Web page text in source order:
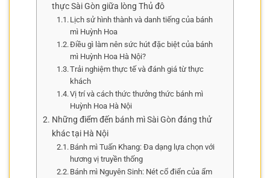
thực Sài Gòn giữa lòng Thủ đô
Lịch sử hình thành và danh tiếng của bánh
mì Huỳnh Hoa
Điều gì làm nên sức hút đặc biệt của bánh
mì Huỳnh Hoa Hà Nội?
Trải nghiệm thực tế và đánh giá từ thực
khách
Vị trí và cách thức thưởng thức bánh mì
Huỳnh Hoa Hà Nội
Những điểm đến bánh mì Sài Gòn đáng thử
khác tại Hà Nội
Bánh mì Tuấn Khang: Đa dạng lựa chọn với
hương vị truyền thống
Bánh mì Nguyên Sinh: Nét cổ điển của ẩm